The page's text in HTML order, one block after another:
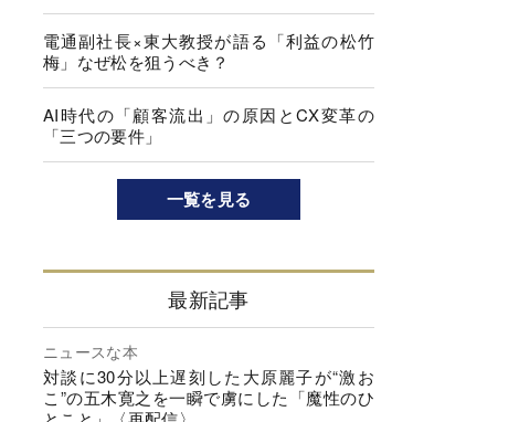
電通副社長×東大教授が語る「利益の松竹
梅」なぜ松を狙うべき？
AI時代の「顧客流出」の原因とCX変革の
「三つの要件」
一覧を見る
最新記事
ニュースな本
対談に30分以上遅刻した大原麗子が“激お
こ”の五木寛之を一瞬で虜にした「魔性のひ